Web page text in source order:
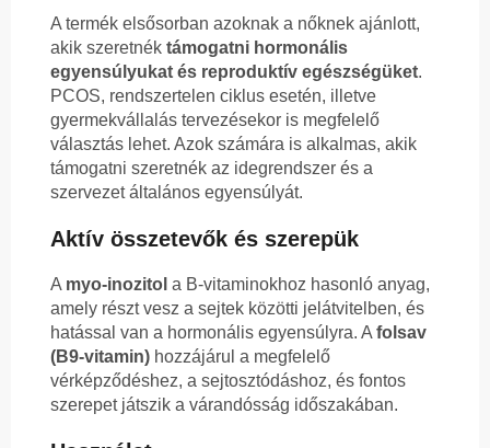
A termék elsősorban azoknak a nőknek ajánlott,
akik szeretnék támogatni hormonális
egyensúlyukat és reproduktív egészségüket.
PCOS, rendszertelen ciklus esetén, illetve
gyermekvállalás tervezésekor is megfelelő
választás lehet. Azok számára is alkalmas, akik
támogatni szeretnék az idegrendszer és a
szervezet általános egyensúlyát.
Aktív összetevők és szerepük
A myo-inozitol a B-vitaminokhoz hasonló anyag,
amely részt vesz a sejtek közötti jelátvitelben, és
hatással van a hormonális egyensúlyra. A folsav
(B9-vitamin) hozzájárul a megfelelő
vérképződéshez, a sejtosztódáshoz, és fontos
szerepet játszik a várandósság időszakában.